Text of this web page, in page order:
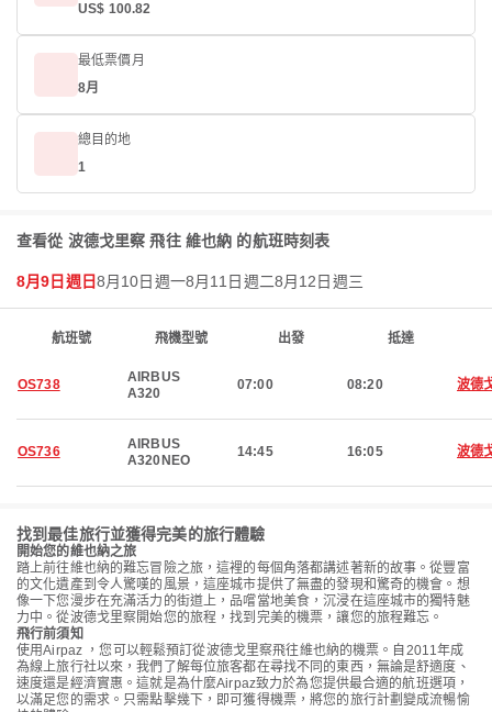
US$ 100.82
最低票價月
8月
總目的地
1
查看從 波德戈里察 飛往 維也納 的航班時刻表
8月9日週日8月10日週一8月11日週二8月12日週三
航班號 飛機型號 出發 抵達
OS738
AIRBUS
A320
07:00 08:20 波德
OS736
AIRBUS
A320NEO
14:45 16:05 波德
找到最佳旅行並獲得完美的旅行體驗
開始您的維也納之旅
踏上前往維也納的難忘冒險之旅，這裡的每個角落都講述著新的故事。從豐富
的文化遺產到令人驚嘆的風景，這座城市提供了無盡的發現和驚奇的機會。想
像一下您漫步在充滿活力的街道上，品嚐當地美食，沉浸在這座城市的獨特魅
力中。從波德戈里察開始您的旅程，找到完美的機票，讓您的旅程難忘。
飛行前須知
使用Airpaz ，您可以輕鬆預訂從波德戈里察飛往維也納的機票。自2011年成
為線上旅行社以來，我們了解每位旅客都在尋找不同的東西，無論是舒適度、
速度還是經濟實惠。這就是為什麼Airpaz致力於為您提供最合適的航班選項，
以滿足您的需求。只需點擊幾下，即可獲得機票，將您的旅行計劃變成流暢愉